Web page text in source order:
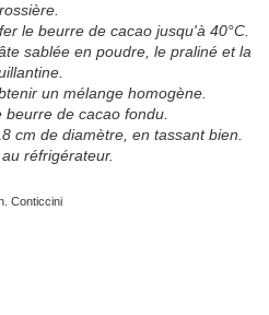
le beurre de cacao jusqu'à 40°C.
sablée en poudre, le praliné et la
un mélange homogène.
de cacao fondu.
cm de diamètre, en tassant bien.
réfrigérateur.
Conticcini